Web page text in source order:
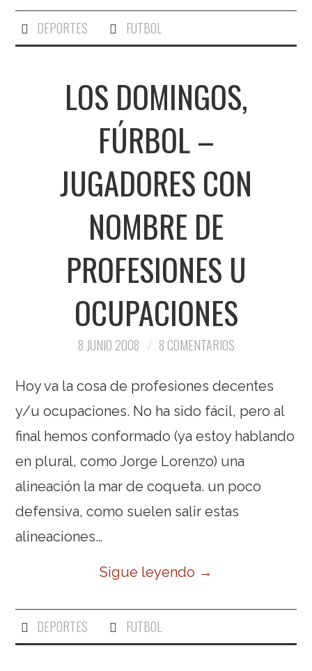
DEPORTES FUTBOL
LOS DOMINGOS,
FÚRBOL –
JUGADORES CON
NOMBRE DE
PROFESIONES U
OCUPACIONES
8 JUNIO 2008 8 COMENTARIOS
Hoy va la cosa de profesiones decentes
y/u ocupaciones. No ha sido fácil, pero al
final hemos conformado (ya estoy hablando
en plural, como Jorge Lorenzo) una
alineación la mar de coqueta. un poco
defensiva, como suelen salir estas
alineaciones…
Sigue leyendo →
DEPORTES FUTBOL